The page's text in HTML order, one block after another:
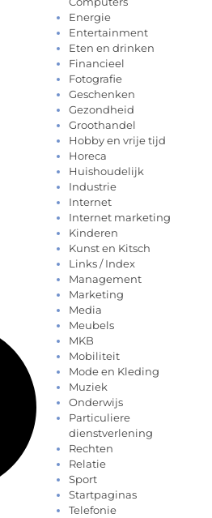
Energie
Entertainment
Eten en drinken
Financieel
Fotografie
Geschenken
Gezondheid
Groothandel
Hobby en vrije tijd
Horeca
Huishoudelijk
Industrie
Internet
Internet marketing
Kinderen
Kunst en Kitsch
Links / Index
Management
Marketing
Media
Meubels
MKB
Mobiliteit
Mode en Kleding
Muziek
Onderwijs
Particuliere
dienstverlening
Rechten
Relatie
Sport
Startpaginas
Telefonie